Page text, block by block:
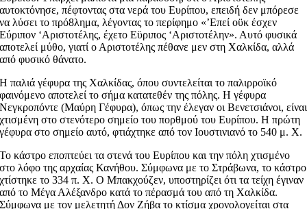
αυτοκτόνησε, πέφτοντας στα νερά του Ευρίπου, επειδή δεν μπόρεσε
να λύσει το πρό8λημα, λέγοντας το περίφημο «’Επεί οϋκ έσχεν
Εύριπον ‘Αριστοτέλης, έχετο Εϋριπος ‘Αριστοτέλην». Αυτό φυσικά
αποτελεί μύθο, γιατί ο Αριστοτέλης πέθανε μεν στη Χαλκίδα, αλλά
από φυσικό θάνατο.
Η παλιά γέφυρα της Χαλκίδας, όπου συντελείται το παλιρροϊκό
φαινόμενο αποτελεί το σήμα κατατεθέν της πόλης. Η γέφυρα
Νεγκροπόντε (Μαύρη Γέφυρα), όπως την έλεγαν οι Βενετσιάνοι, είναι
χτισμένη στο στενότερο σημείο του πορθμού του Ευρίπου. Η πρώτη
γέφυρα στο σημείο αυτό, φτιάχτηκε από τον Ιουστινιανό το 540 μ. Χ.
Το κάστρο εποπτεύει τα στενά του Ευρίπου και την πόλη χτισμένο
στο λόφο της αρχαίας Κανήθου. Σύμφωνα με το Στράβωνα, το κάστρο
χτίστηκε το 334 π. Χ. Ο Μπακχούζεν, υποστηρίζει ότι τα τείχη έγιναν
από το Μέγα Αλέξανδρο κατά το πέρασμά του από τη Χαλκίδα.
Σύμφωνα με τον μελετητή Δον Ζήβα το κτίσμα χρονολογείται στα